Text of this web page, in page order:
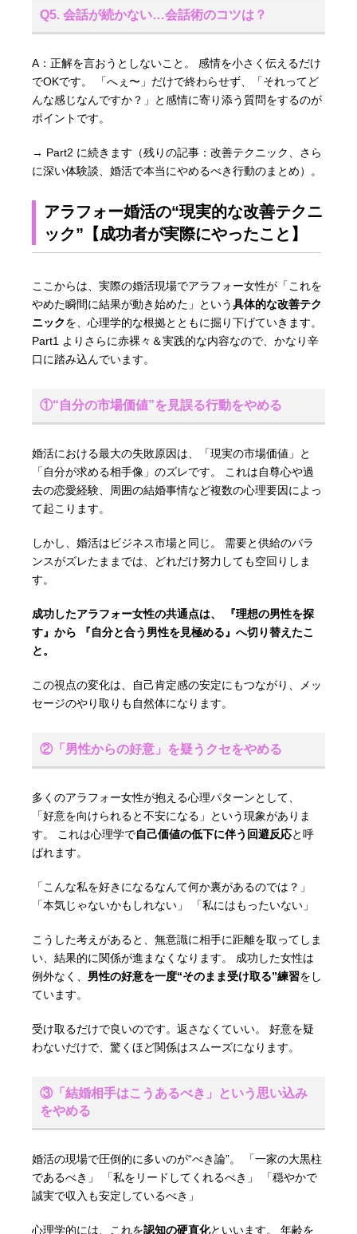
Q5. 会話が続かない…会話術のコツは？
A：正解を言おうとしないこと。 感情を小さく伝えるだけ
でOKです。 「へぇ〜」だけで終わらせず、「それってど
んな感じなんですか？」と感情に寄り添う質問をするのが
ポイントです。
→ Part2 に続きます（残りの記事：改善テクニック、さら
に深い体験談、婚活で本当にやめるべき行動のまとめ）。
アラフォー婚活の“現実的な改善テクニ
ック”【成功者が実際にやったこと】
ここからは、実際の婚活現場でアラフォー女性が「これを
やめた瞬間に結果が動き始めた」という具体的な改善テク
ニックを、心理学的な根拠とともに掘り下げていきます。
Part1 よりさらに赤裸々＆実践的な内容なので、かなり辛
口に踏み込んでいます。
①“自分の市場価値”を見誤る行動をやめる
婚活における最大の失敗原因は、「現実の市場価値」と
「自分が求める相手像」のズレです。 これは自尊心や過
去の恋愛経験、周囲の結婚事情など複数の心理要因によっ
て起こります。
しかし、婚活はビジネス市場と同じ。 需要と供給のバラ
ンスがズレたままでは、どれだけ努力しても空回りしま
す。
成功したアラフォー女性の共通点は、 『理想の男性を探
す』から 『自分と合う男性を見極める』へ切り替えたこ
と。
この視点の変化は、自己肯定感の安定にもつながり、メッ
セージのやり取りも自然体になります。
②「男性からの好意」を疑うクセをやめる
多くのアラフォー女性が抱える心理パターンとして、
「好意を向けられると不安になる」という現象がありま
す。 これは心理学で自己価値の低下に伴う回避反応と呼
ばれます。
「こんな私を好きになるなんて何か裏があるのでは？」
「本気じゃないかもしれない」 「私にはもったいない」
こうした考えがあると、無意識に相手に距離を取ってしま
い、結果的に関係が進まなくなります。 成功した女性は
例外なく、 男性の好意を一度“そのまま受け取る”練習をし
ています。
受け取るだけで良いのです。返さなくていい。 好意を疑
わないだけで、驚くほど関係はスムーズになります。
③「結婚相手はこうあるべき」という思い込み
をやめる
婚活の現場で圧倒的に多いのが“べき論”。 「一家の大黒柱
であるべき」 「私をリードしてくれるべき」 「穏やかで
誠実で収入も安定しているべき」
心理学的には、これを認知の硬直化といいます。 年齢を